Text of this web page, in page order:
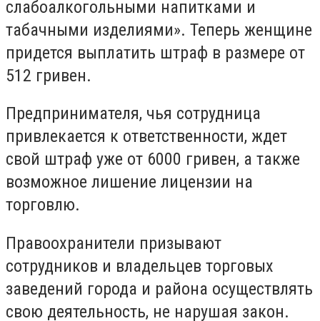
слабоалкогольными напитками и
табачными изделиями». Теперь женщине
придется выплатить штраф в размере от
512 гривен.
Предпринимателя, чья сотрудница
привлекается к ответственности, ждет
свой штраф уже от 6000 гривен, а также
возможное лишение лицензии на
торговлю.
Правоохранители призывают
сотрудников и владельцев торговых
заведений города и района осуществлять
свою деятельность, не нарушая закон.